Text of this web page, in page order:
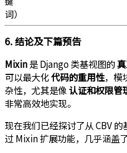
词）
6. 结论及下篇预告
Mixin是 Django 类基视图的
可以最大化代码的重用性，模
杂性，尤其是像认证和权限管
非常高效地实现。
现在我们已经探讨了从 CBV
过 Mixin 扩展功能，几乎涵盖